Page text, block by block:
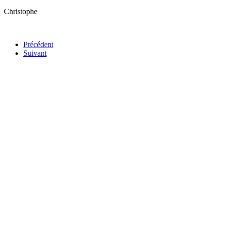
Christophe
Précédent
Suivant